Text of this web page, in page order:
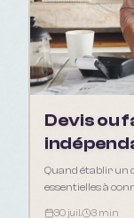
Devis ou
Quand établir un
essentielles à
30 juil. 3 min